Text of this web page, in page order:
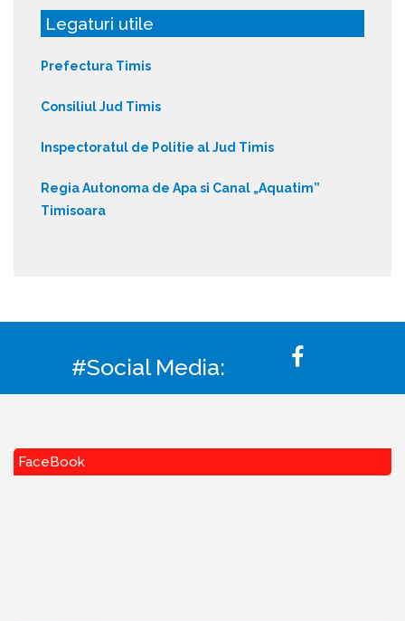
Legaturi utile
Prefectura Timis
Consiliul Jud Timis
Inspectoratul de Politie al Jud Timis
Regia Autonoma de Apa si Canal „Aquatim”
Timisoara
#Social Media:
FaceBook